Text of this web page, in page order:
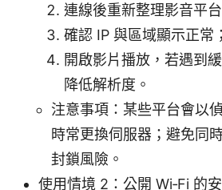
連線後重新整理影音平台
確認 IP 與區域顯示正常；
開啟影片播放，若遇到
降低解析度。
注意事項：某些平台會以
時常更換伺服器；避免同
封鎖風險。
使用情境 2：公開 Wi‑Fi 的